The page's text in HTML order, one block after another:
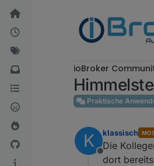
Weiter zum Inhalt
ioBroker
Praktische
K
Offline
klassisch
Die
dort